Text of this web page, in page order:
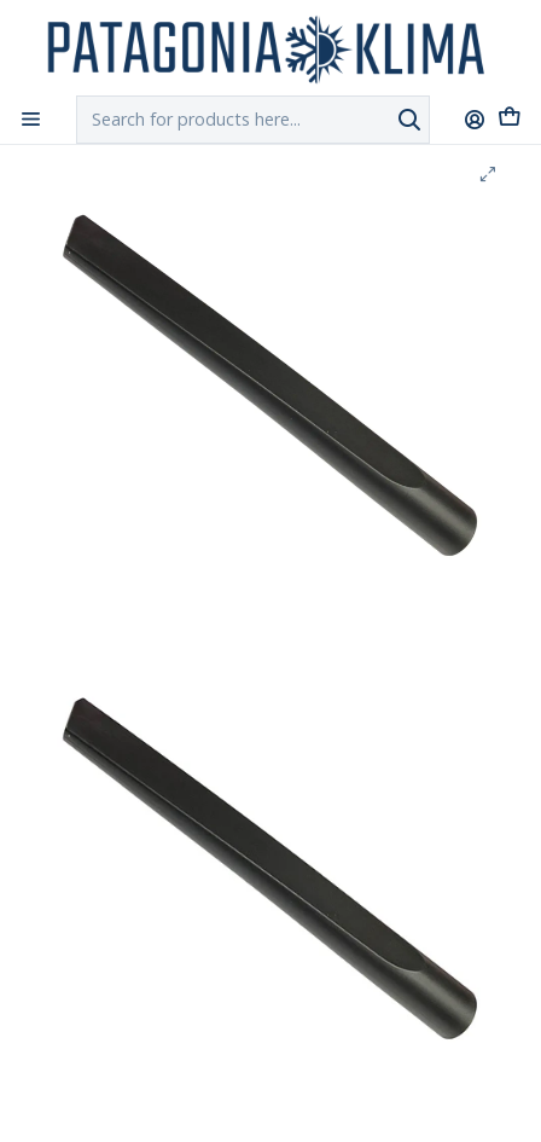
Chilexpress
Home Aspiradoras de Cenizas
Punta Plastica 35 cm Aspiradora Ceniza